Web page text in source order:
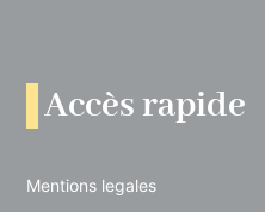
Accès rapide
Mentions legales